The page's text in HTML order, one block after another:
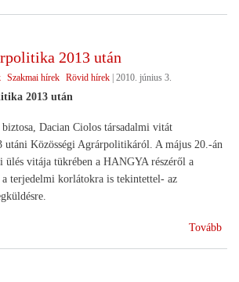
2013 után
Szakmai hírek Rövid hírek | 2010. június 3.
2013 után
Dacian Ciolos társadalmi vitát
utáni Közösségi Agrárpolitikáról. A május 20.-án
ülés vitája tükrében a HANGYA részéről a
a terjedelmi korlátokra is tekintettel- az
Tovább